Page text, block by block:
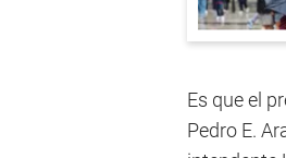
Es que el
Pedro E.